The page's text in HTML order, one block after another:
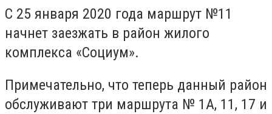
С 25 января 2020 года маршрут №11
начнет заезжать в район жилого
комплекса «Социум».
Примечательно, что теперь данный район
обслуживают три маршрута № 1А, 11, 17 и